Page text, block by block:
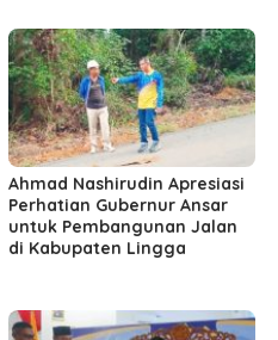
Ahmad Nashirudin Apresiasi
Perhatian Gubernur Ansar
untuk Pembangunan Jalan
di Kabupaten Lingga